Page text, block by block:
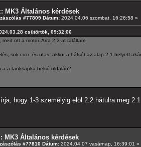
MK3 Általános kérdések
#77809 Dátum: 2024.04.06 szombat, 16:26:58 »
csütörtök, 09:32:06
ott a motor. Arra 2,3-at találtam.
sok cucc és utas, akkor a hátsót az alap 2,1 helyett
a tanksapka belső oldalán?
hogy 1-3 személyig elöl 2.2 hátulra meg
MK3 Általános kérdések
#77810 Dátum: 2024.04.07 vasárnap, 16:39:01 »